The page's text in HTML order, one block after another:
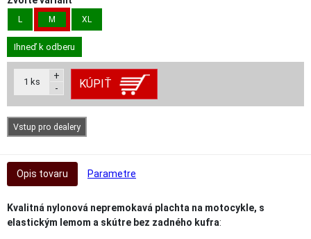
L M XL
Ihneď k odberu
1 ks
+
-
KÚPIŤ
Vstup pro dealery
Opis tovaru Parametre
Kvalitná nylonová nepremokavá plachta na motocykle, s
elastickým lemom a skútre bez zadného kufra: